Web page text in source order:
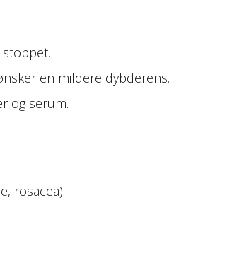
en mildere dybderens.
og serum.
rosacea).